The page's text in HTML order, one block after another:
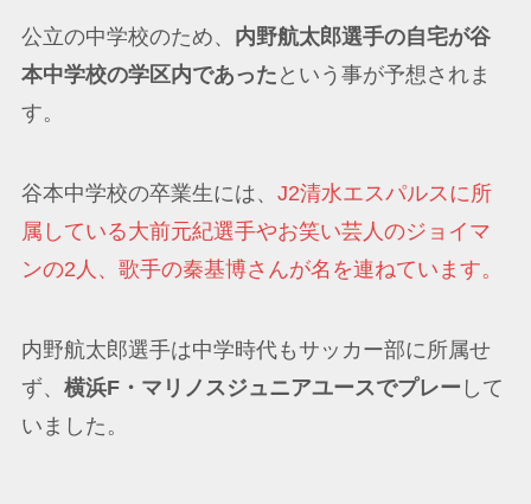
公立の中学校のため、 内野航太郎選手の自宅が谷
本中学校の学区内であった という事が予想されま
す。
谷本中学校の卒業生には、 J2清水エスパルスに所
属している大前元紀選手やお笑い芸人のジョイマ
ンの2人、歌手の秦基博さんが名を連ねています。
内野航太郎選手は中学時代もサッカー部に所属せ
ず、 横浜F・マリノスジュニアユースでプレー して
いました。